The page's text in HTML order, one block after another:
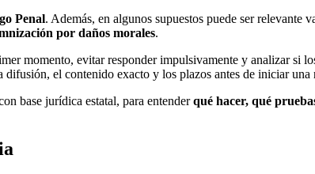
Penal. Además, en algunos supuestos puede ser relevante
por daños morales.
momento, evitar responder impulsivamente y analizar si
el contenido exacto y los plazos antes de iniciar una
base jurídica estatal, para entenderqué hacer, qué